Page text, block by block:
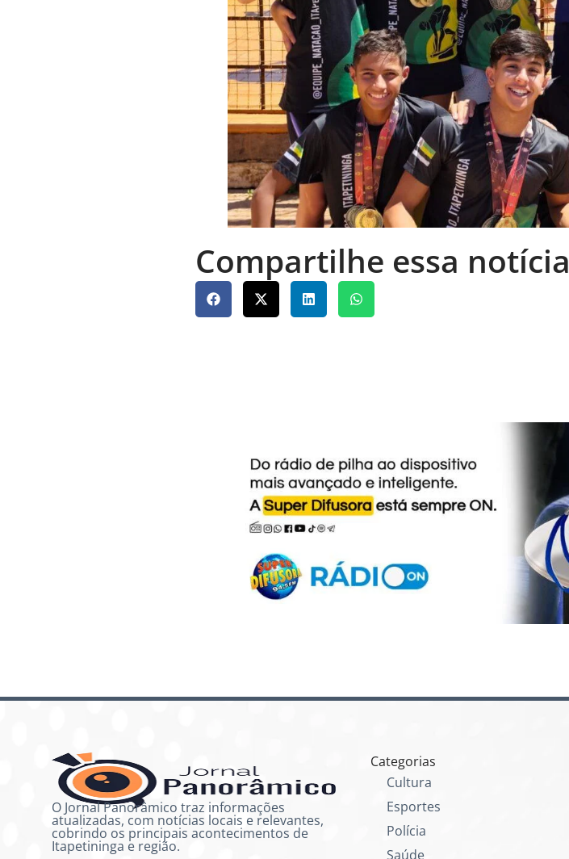
Compartilhe essa notícia
O Jornal Panorâmico traz informações
atualizadas, com notícias locais e relevantes,
cobrindo os principais acontecimentos de
Itapetininga e região.
Categorias
Cultura
Esportes
Polícia
Saúde